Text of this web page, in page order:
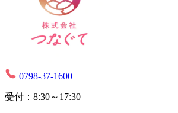
0798-37-1600
受付：8:30～17:30